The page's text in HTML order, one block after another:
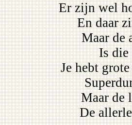
Er zijn wel
En daar
Maar de
Is
Je hebt
Maar de
De